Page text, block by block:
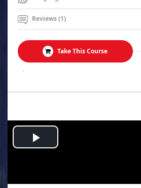
Reviews (1)
Take This Course
.
Play